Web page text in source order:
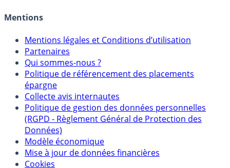
Crédit immobilier
Mentions
Mentions légales et Conditions d’utilisation
Partenaires
Qui sommes-nous ?
Politique de référencement des placements
épargne
Collecte avis internautes
Politique de gestion des données personnelles
(RGPD - Règlement Général de Protection des
Données)
Modèle économique